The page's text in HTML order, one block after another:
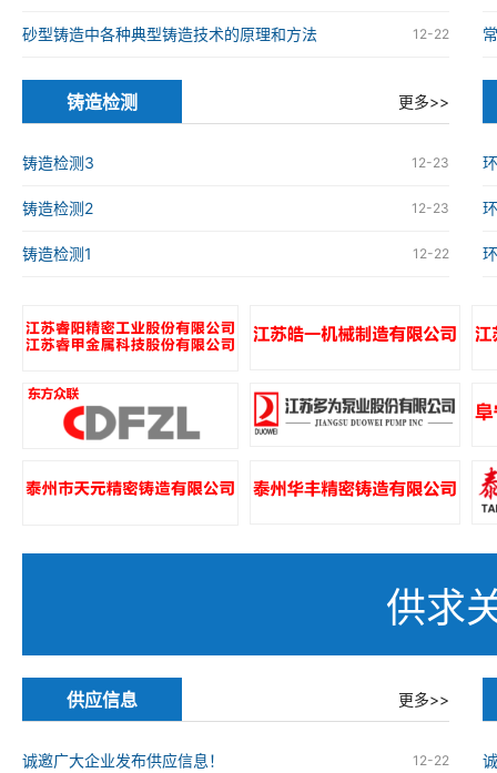
12-22
砂型铸造中各种典型铸造技术的原理和方法
铸造检测 更多>>
12-23
铸造检测3
12-23
铸造检测2
12-22
铸造检测1
供求
供应信息 更多>>
12-22
诚邀广大企业发布供应信息！